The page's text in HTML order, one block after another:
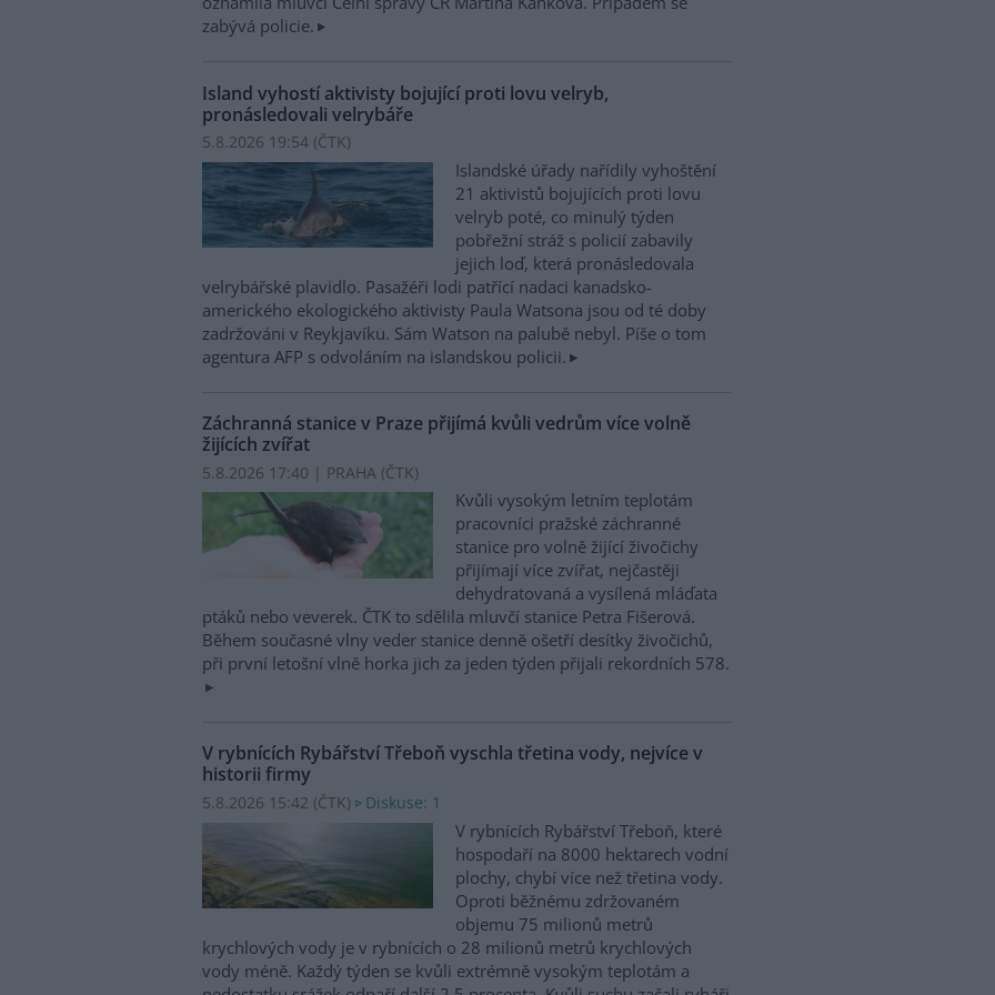
zabývá policie.
Island vyhostí aktivisty bojující proti lovu velryb,
pronásledovali velrybáře
5.8.2026 19:54 (ČTK)
Islandské úřady nařídily vyhoštění
21 aktivistů bojujících proti lovu
velryb poté, co minulý týden
pobřežní stráž s policií zabavily
jejich loď, která pronásledovala
velrybářské plavidlo. Pasažéři lodi patřící nadaci kanadsko-
amerického ekologického aktivisty Paula Watsona jsou od té doby
zadržováni v Reykjavíku. Sám Watson na palubě nebyl. Píše o tom
agentura AFP s odvoláním na islandskou policii.
Záchranná stanice v Praze přijímá kvůli vedrům více volně
žijících zvířat
5.8.2026 17:40 | PRAHA (ČTK)
Kvůli vysokým letním teplotám
pracovníci pražské záchranné
stanice pro volně žijící živočichy
přijímají více zvířat, nejčastěji
dehydratovaná a vysílená mláďata
ptáků nebo veverek. ČTK to sdělila mluvčí stanice Petra Fišerová.
Během současné vlny veder stanice denně ošetří desítky živočichů,
při první letošní vlně horka jich za jeden týden přijali rekordních 578.
V rybnících Rybářství Třeboň vyschla třetina vody, nejvíce v
historii firmy
5.8.2026 15:42 (ČTK) Diskuse: 1
V rybnících Rybářství Třeboň, které
hospodaří na 8000 hektarech vodní
plochy, chybí více než třetina vody.
Oproti běžnému zdržovaném
objemu 75 milionů metrů
krychlových vody je v rybnících o 28 milionů metrů krychlových
vody méně. Každý týden se kvůli extrémně vysokým teplotám a